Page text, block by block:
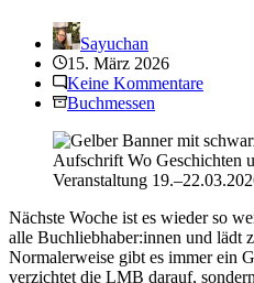
Sayuchan
15. März 2026
Keine Kommentare
Buchmessen
Nächste Woche ist es wieder so
alle Buchliebhaber:innen und lädt
Normalerweise gibt es immer ein
verzichtet die LMB darauf,